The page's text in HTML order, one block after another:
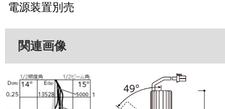
電源装置別売
関連画像